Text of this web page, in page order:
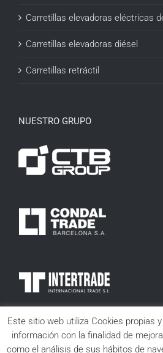
Carretillas elevadoras eléctricas
Carretillas elevadoras diésel
Carretillas retráctil
NUESTRO GRUPO
Este sitio web utiliza Cookies propias
información con la finalidad de
como el análisis de sus hábitos de